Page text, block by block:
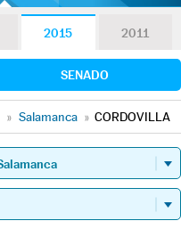
2015 2011
SENADO
» Salamanca » CORDOVILLA